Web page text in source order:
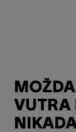
VUTRA